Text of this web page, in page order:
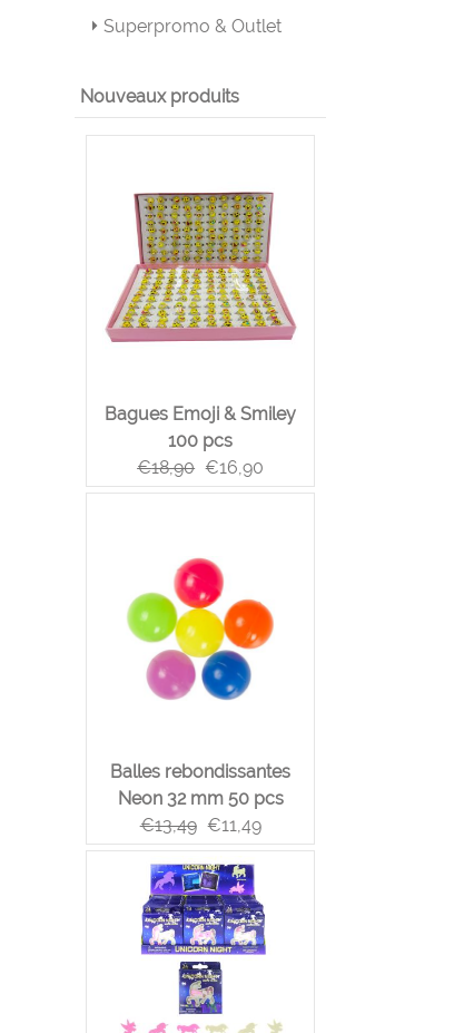
Superpromo & Outlet
Nouveaux produits
Bagues Emoji & Smiley
100 pcs
€18,90 €16,90
Balles rebondissantes
Neon 32 mm 50 pcs
€13,49 €11,49